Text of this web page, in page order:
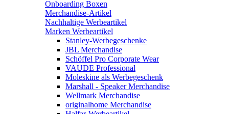
Onboarding Boxen
Merchandise-Artikel
Nachhaltige Werbeartikel
Marken Werbeartikel
Stanley-Werbegeschenke
JBL Merchandise
Schöffel Pro Corporate Wear
VAUDE Professional
Moleskine als Werbegeschenk
Marshall - Speaker Merchandise
Wellmark Merchandise
originalhome Merchandise